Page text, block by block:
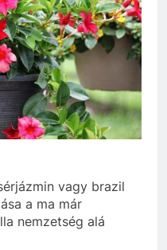
vagy brazil
a ma már
nemzetség alá